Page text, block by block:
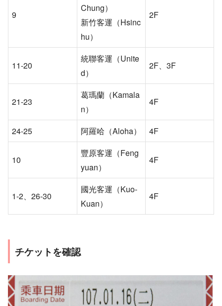
9
Chung）
新竹客運（Hsinc
hu）
2F
11-20
統聯客運（Unite
d）
2F、3F
21-23
葛瑪蘭（Kamala
n）
4F
24-25 阿羅哈（Aloha） 4F
10
豐原客運（Feng
yuan）
4F
1-2、26-30
國光客運（Kuo-
Kuan）
4F
チケットを確認